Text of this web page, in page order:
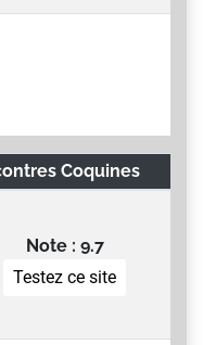
Coquines
Note : 9.7
Testez ce site